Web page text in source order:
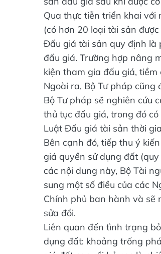
sản đấu giá sau khi được
Qua thực tiễn triển khai
(có hơn 20 loại tài sản
Đấu giá tài sản quy định là
đấu giá. Trường hợp nâng
kiện tham gia đấu giá,
Ngoài ra, Bộ Tư pháp
Bộ Tư pháp sẽ nghiên cứu
thủ tục đấu giá, trong đó
Luật Đấu giá tài sản thời
Bên cạnh đó, tiếp thu ý
giá quyền sử dụng đất
các nội dung này, Bộ Tài
sung một số điều của các
Chính phủ ban hành và sẽ
sửa đổi.
Liên quan đến tình trạng
dụng đất: khoảng trống